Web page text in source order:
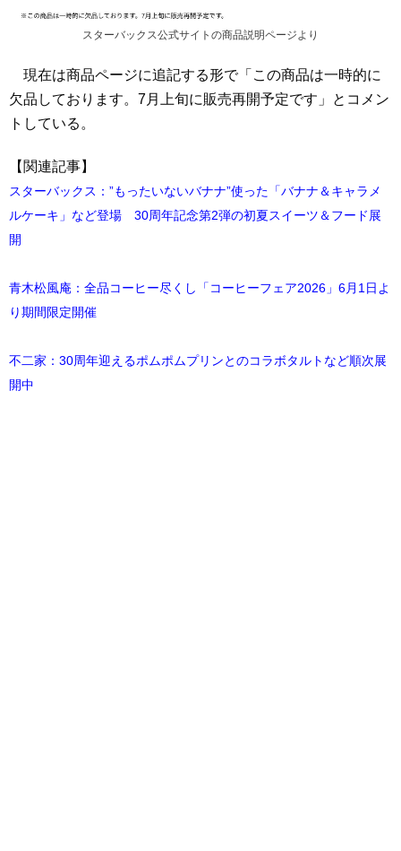
スターバックス公式サイトの商品説明ページより
現在は商品ページに追記する形で「この商品は一時的に
欠品しております。7月上旬に販売再開予定です」とコメン
トしている。
【関連記事】
スターバックス：”もったいないバナナ”使った「バナナ＆キャラメ
ルケーキ」など登場 30周年記念第2弾の初夏スイーツ＆フード展
開
⻘木松風庵：全品コーヒー尽くし「コーヒーフェア2026」6月1日よ
り期間限定開催
不二家：30周年迎えるポムポムプリンとのコラボタルトなど順次展
開中